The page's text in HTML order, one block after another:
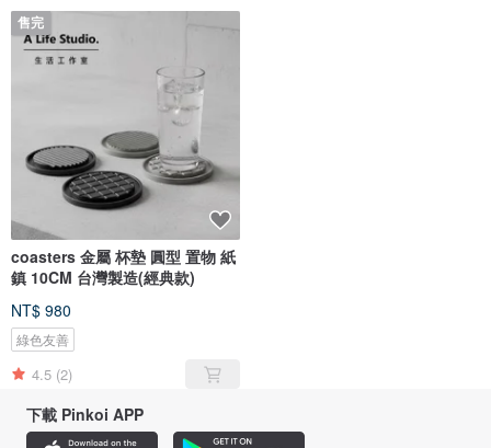
售完
coasters 金屬 杯墊 圓型 置物 紙
鎮 10CM 台灣製造(經典款)
NT$ 980
綠色友善
4.5 (2)
下載 Pinkoi APP